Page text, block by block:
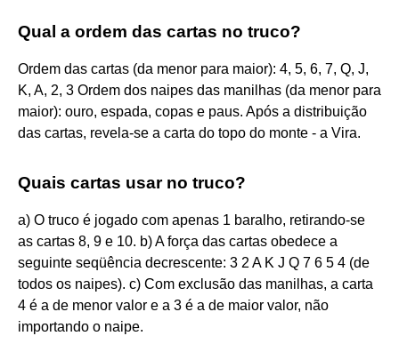
Qual a ordem das cartas no truco?
Ordem das cartas (da menor para maior): 4, 5, 6, 7, Q, J,
K, A, 2, 3 Ordem dos naipes das manilhas (da menor para
maior): ouro, espada, copas e paus. Após a distribuição
das cartas, revela-se a carta do topo do monte - a Vira.
Quais cartas usar no truco?
a) O truco é jogado com apenas 1 baralho, retirando-se
as cartas 8, 9 e 10. b) A força das cartas obedece a
seguinte seqüência decrescente: 3 2 A K J Q 7 6 5 4 (de
todos os naipes). c) Com exclusão das manilhas, a carta
4 é a de menor valor e a 3 é a de maior valor, não
importando o naipe.